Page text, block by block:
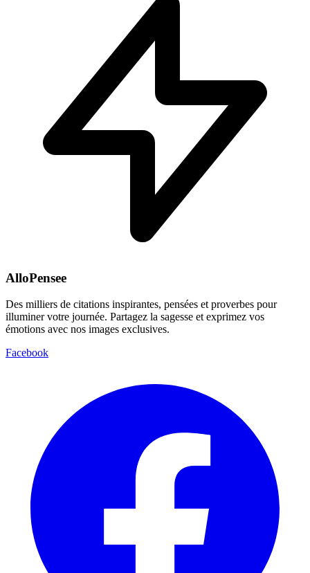
AlloPensee
Des milliers de citations inspirantes, pensées et proverbes pour
illuminer votre journée. Partagez la sagesse et exprimez vos
émotions avec nos images exclusives.
Facebook